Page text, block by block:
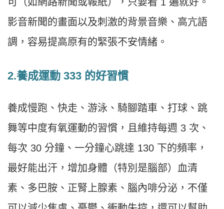
影音新聞的畫面以及刺激的背景音樂、高亢語
調，容易提高原有的緊張不安情緒。
2.養成運動 333 的好習慣
養成慢跑、快走、游泳、騎腳踏車、打球、跳
舞等中度有氧運動的習慣，且維持每週 3 次、
每次 30 分鐘、一分鐘心跳達 130 下的頻率，
最好能出汗，增加身體（特別是腦部）血清
素、多巴胺、正腎上腺素、腦內啡分泌，不僅